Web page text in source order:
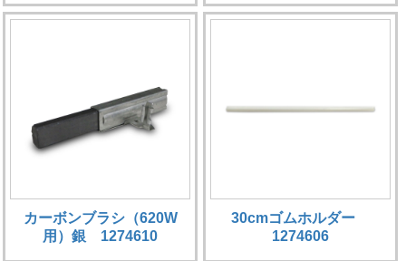
カーボンブラシ（620W
用）銀 1274610
30cmゴムホルダー
1274606